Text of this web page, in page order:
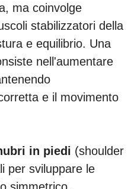
ma coinvolge
stabilizzatori della
e equilibrio. Una
nell'aumentare
e il movimento
in piedi (shoulder
per sviluppare le